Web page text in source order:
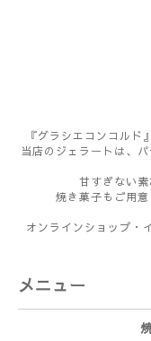
『グラシエコンコルド
当店のジェラートは、
甘すぎない素
焼き菓子もご用
オンラインショップ・
メニュー